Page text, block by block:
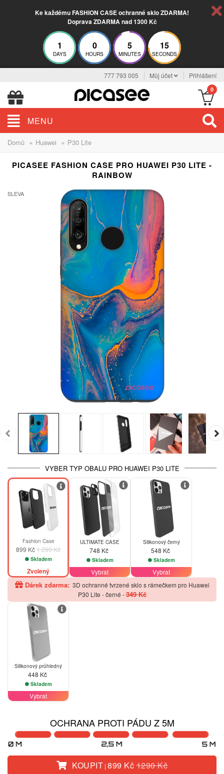
Ke každému FASHION CASE ochranné sklo ZDARMA!
Doprava ZDARMA nad 1300 Kč
1
DAYS
0
HOURS
5
MINUTES
14
SECONDS
777 793 005 Můj účet Přihlášení
0
MENU
Domů » Huawei » P30 Lite
PICASEE FASHION CASE PRO HUAWEI P30 LITE -
RAINBOW
SLEVA
VYBER TYP OBALU PRO HUAWEI P30 LITE
-30%
Fashion Case
899 Kč1 290 Kč
Skladem
Zvolený
ULTIMATE CASE
748 Kč
Skladem
Vybrat
Silikonový černý
548 Kč
Skladem
Vybrat
Dárek zdarma: 3D ochranné tvrzené sklo s rámečkem pro Huawei
P30 Lite - černé -349 Kč
Silikonový průhledný
448 Kč
Skladem
Vybrat
OCHRANA PROTI PÁDU Z 5M
KOUPIT | 899 Kč1290 Kč